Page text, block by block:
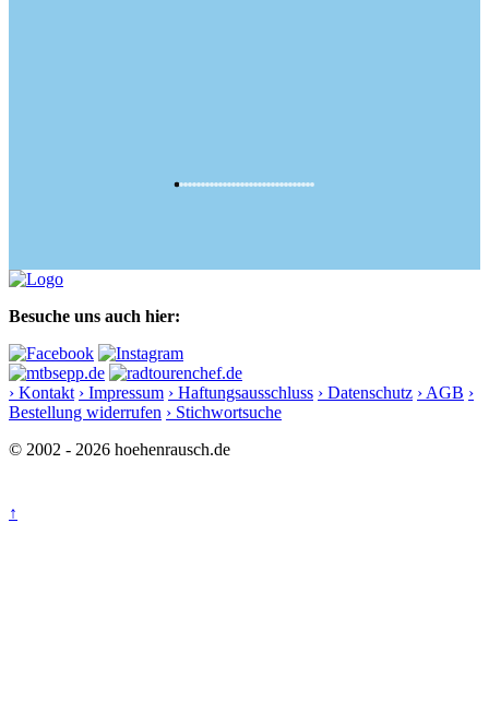
Besuche uns auch hier:
› Kontakt › Impressum › Haftungsausschluss › Datenschutz › AGB ›
Bestellung widerrufen › Stichwortsuche
© 2002 - 2026 hoehenrausch.de
↑